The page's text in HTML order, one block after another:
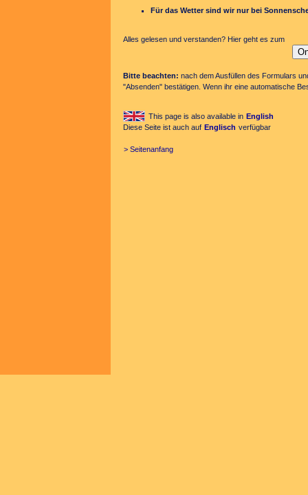
Für das Wetter sind wir nur bei
Alles gelesen und verstanden? Hier geht es zum
Bitte beachten: nach dem Ausfüllen des Formulars
"Absenden" bestätigen. Wenn ihr eine automatische
This page is also available in English
Diese Seite ist auch auf Englisch verfügbar
> Seitenanfang